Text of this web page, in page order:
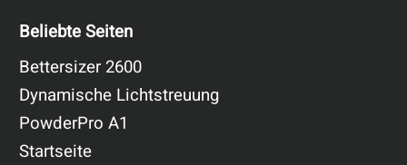
Beliebte Seiten
Bettersizer 2600
Dynamische Lichtstreuung
PowderPro A1
Startseite